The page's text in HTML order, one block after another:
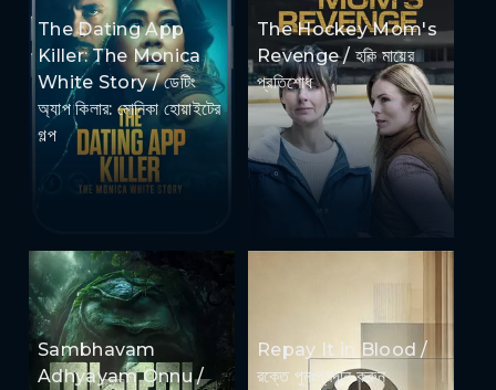
The Dating App
Killer: The Monica
White Story / ডেটিং
অ্যাপ কিলার: মোনিকা হোয়াইটের
গল্প
The Hockey Mom's
Revenge / হকি মায়ের
প্রতিশোধ
Sambhavam
Adhyayam Onnu /
Repay It in Blood /
রক্তে পুনঃপ্রদান করুন